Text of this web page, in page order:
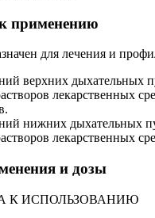
применению
для лечения и
верхних дыхательных
лекарственных
нижних дыхательных
лекарственных
и дозы
К ИСПОЛЬЗОВАНИЮ